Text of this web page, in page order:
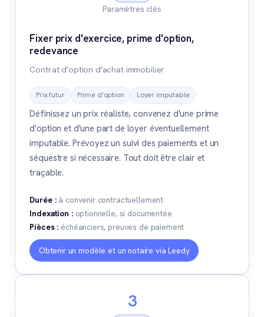
Paramètres clés
Fixer prix d'exercice, prime d'option,
redevance
Contrat d'option d'achat immobilier
Prix futur Prime d'option Loyer imputable
Définissez un prix réaliste, convenez d'une prime
d'option et d'une part de loyer éventuellement
imputable. Prévoyez un suivi des paiements et un
séquestre si nécessaire. Tout doit être clair et
traçable.
Durée :à convenir contractuellement
Indexation :optionnelle, si documentée
Pièces : échéanciers, preuves de paiement
Obtenir un modèle et un notaire via Leedy
3